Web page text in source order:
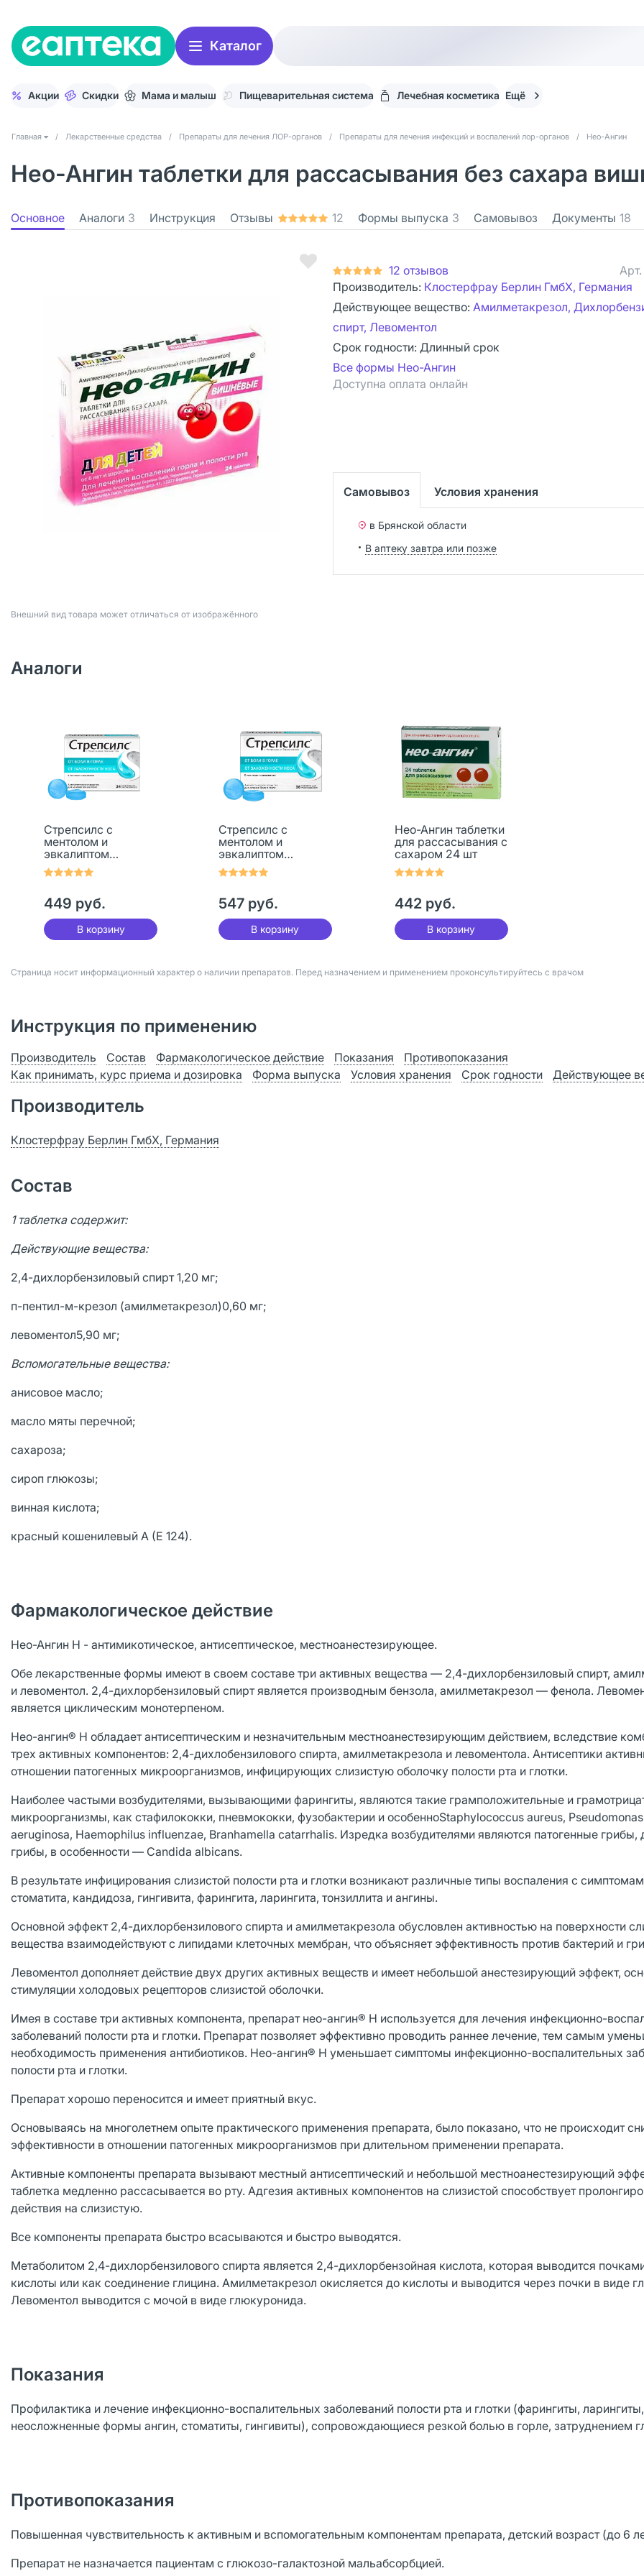
Каталог
Акции Скидки Мама и малыш Пищеварительная система Лечебная косметика Ещё
Главная / Лекарственные средства / Препараты для лечения ЛОР-органов / Препараты для лечения инфекций и воспалений лор-органов / Нео-Ангин
Нео-Ангин таблетки для рассасывания без сахара
Основное Аналоги 3 Инструкция Отзывы 12 Формы выпуска 3 Самовывоз Документы 18
Bнешний вид товара может отличаться от изображённого
12 отзывов Арт.
Производитель: Клостерфрау Берлин ГмбХ, Германия
Действующее вещество: Амилметакрезол,
спирт, Левоментол
Срок годности: Длинный срок
Все формы Нео-Ангин
Доступна оплата онлайн
Самовывоз Условия хранения
в Брянской области
В аптеку завтра или позже
Аналоги
Стрепсилс с
ментолом и
эвкалиптом
таблетки для
рассасывания 24
449 руб.
В корзину
Стрепсилс с
ментолом и
эвкалиптом
таблетки для
рассасывания 36
547 руб.
В корзину
Нео-Ангин таблетки
для рассасывания с
сахаром 24 шт
442 руб.
В корзину
Страница носит информационный характер о наличии препаратов. Перед назначением и применением проконсультируйтесь с врачом
Инструкция по применению
Производитель Состав Фармакологическое действие Показания
Противопоказания
Как принимать, курс приема и дозировка
Форма выпуска Условия хранения Срок годности Действующее
Производитель
Клостерфрау Берлин ГмбХ, Германия
Состав
1 таблетка содержит:
Действующие вещества:
2,4-дихлорбензиловый спирт 1,20 мг;
п-пентил-м-крезол (амилметакрезол)0,60 мг;
левоментол5,90 мг;
Вспомогательные вещества:
анисовое масло;
масло мяты перечной;
сахароза;
сироп глюкозы;
винная кислота;
красный кошенилевый А (Е 124).
Фармакологическое действие
Нео-Ангин Н - антимикотическое, антисептическое, местноанестезирующее.
Обе лекарственные формы имеют в своем составе три активных вещества — 2,4-дихлорбензиловый спирт,
и левоментол. 2,4-дихлорбензиловый спирт является производным бензола, амилметакрезол — фенола.
является циклическим монотерпеном.
Нео-ангин® Н обладает антисептическим и незначительным местноанестезирующим действием, вследствие
трех активных компонентов: 2,4-дихлобензилового спирта, амилметакрезола и левоментола. Антисептики
отношении патогенных микроорганизмов, инфицирующих слизистую оболочку полости рта и глотки.
Наиболее частыми возбудителями, вызывающими фарингиты, являются такие грамположительные и
микроорганизмы, как стафилококки, пневмококки, фузобактерии и особенноStaphylococcus aureus, Pseudomonas
aeruginosa, Haemophilus influenzae, Branhamella catarrhalis. Изредка возбудителями являются патогенные
грибы, в особенности — Candida albicans.
В результате инфицирования слизистой полости рта и глотки возникают различные типы воспаления с
стоматита, кандидоза, гингивита, фарингита, ларингита, тонзиллита и ангины.
Основной эффект 2,4-дихлорбензилового спирта и амилметакрезола обусловлен активностью на поверхности
вещества взаимодействуют с липидами клеточных мембран, что объясняет эффективность против бактерий и
Левоментол дополняет действие двух других активных веществ и имеет небольшой анестезирующий эффект,
стимуляции холодовых рецепторов слизистой оболочки.
Имея в составе три активных компонента, препарат нео-ангин® Н используется для лечения инфекционно-
заболеваний полости рта и глотки. Препарат позволяет эффективно проводить раннее лечение, тем самым
необходимость применения антибиотиков. Нео-ангин® Н уменьшает симптомы инфекционно-воспалительных
полости рта и глотки.
Препарат хорошо переносится и имеет приятный вкус.
Основываясь на многолетнем опыте практического применения препарата, было показано, что не происходит
эффективности в отношении патогенных микроорганизмов при длительном применении препарата.
Активные компоненты препарата вызывают местный антисептический и небольшой местноанестезирующий
таблетка медленно рассасывается во рту. Адгезия активных компонентов на слизистой способствует
действия на слизистую.
Все компоненты препарата быстро всасываются и быстро выводятся.
Метаболитом 2,4-дихлорбензилового спирта является 2,4-дихлорбензойная кислота, которая выводится
кислоты или как соединение глицина. Амилметакрезол окисляется до кислоты и выводится через почки в виде
Левоментол выводится с мочой в виде глюкуронида.
Показания
Профилактика и лечение инфекционно-воспалительных заболеваний полости рта и глотки (фарингиты, ларингиты,
неосложненные формы ангин, стоматиты, гингивиты), сопровождающиеся резкой болью в горле, затруднением
Противопоказания
Повышенная чувствительность к активным и вспомогательным компонентам препарата, детский возраст (до 6
Препарат не назначается пациентам с глюкозо-галактозной мальабсорбцией.